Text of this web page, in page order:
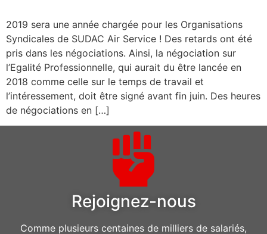
2019 sera une année chargée pour les Organisations
Syndicales de SUDAC Air Service ! Des retards ont été
pris dans les négociations. Ainsi, la négociation sur
l’Egalité Professionnelle, qui aurait du être lancée en
2018 comme celle sur le temps de travail et
l’intéressement, doit être signé avant fin juin. Des heures
de négociations en […]
Rejoignez-nous
Comme plusieurs centaines de milliers de salariés,